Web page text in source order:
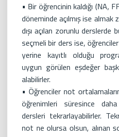
• Bir öğrencinin kaldığı (NA,
döneminde açılmış ise almak
dışı açılan zorunlu derslerde
seçmeli bir ders ise,
yerine kayıtlı olduğu
uygun görülen eşdeğer
alabilirler.
• Öğrenciler not
öğrenimleri süresince
dersleri tekrarlayabilirler.
not ne olursa olsun, alınan